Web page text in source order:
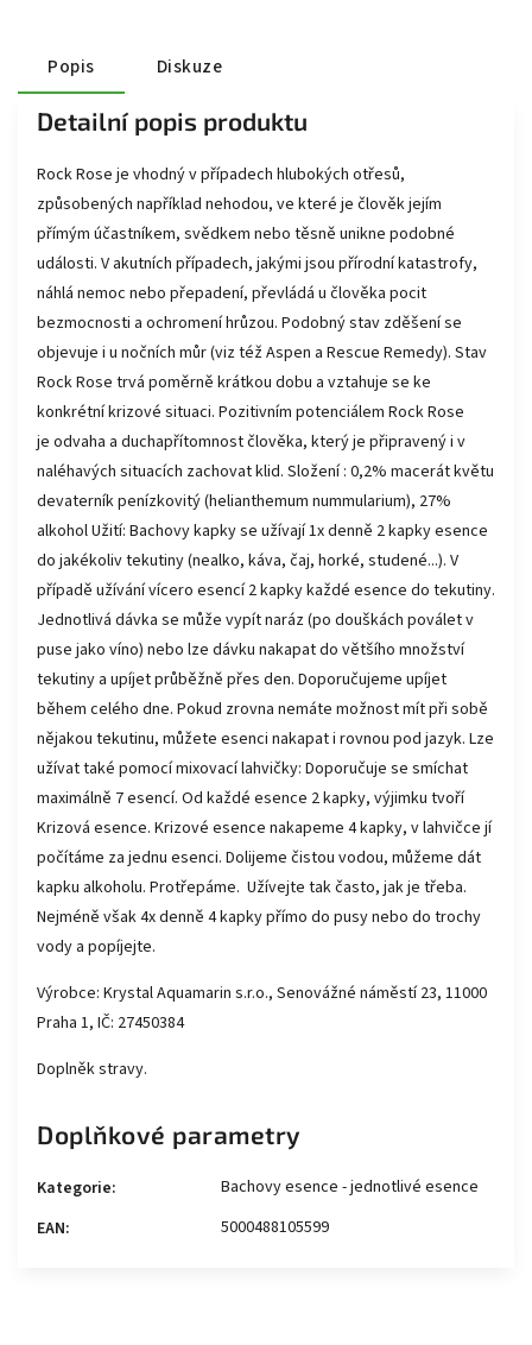
Popis Diskuze
Detailní popis produktu
Rock Rose je vhodný v případech hlubokých otřesů,
způsobených například nehodou, ve které je člověk jejím
přímým účastníkem, svědkem nebo těsně unikne podobné
události. V akutních případech, jakými jsou přírodní katastrofy,
náhlá nemoc nebo přepadení, převládá u člověka pocit
bezmocnosti a ochromení hrůzou. Podobný stav zděšení se
objevuje i u nočních můr (viz též Aspen a Rescue Remedy). Stav
Rock Rose trvá poměrně krátkou dobu a vztahuje se ke
konkrétní krizové situaci. Pozitivním potenciálem Rock Rose
je odvaha a duchapřítomnost člověka, který je připravený i v
naléhavých situacích zachovat klid. Složení : 0,2% macerát květu
devaterník penízkovitý (helianthemum nummularium), 27%
alkohol Užití: Bachovy kapky se užívají 1x denně 2 kapky esence
do jakékoliv tekutiny (nealko, káva, čaj, horké, studené...). V
případě užívání vícero esencí 2 kapky každé esence do tekutiny.
Jednotlivá dávka se může vypít naráz (po douškách poválet v
puse jako víno) nebo lze dávku nakapat do většího množství
tekutiny a upíjet průběžně přes den. Doporučujeme upíjet
během celého dne. Pokud zrovna nemáte možnost mít při sobě
nějakou tekutinu, můžete esenci nakapat i rovnou pod jazyk. Lze
užívat také pomocí mixovací lahvičky: Doporučuje se smíchat
maximálně 7 esencí. Od každé esence 2 kapky, výjimku tvoří
Krizová esence. Krizové esence nakapeme 4 kapky, v lahvičce jí
počítáme za jednu esenci. Dolijeme čistou vodou, můžeme dát
kapku alkoholu. Protřepáme. Užívejte tak často, jak je třeba.
Nejméně však 4x denně 4 kapky přímo do pusy nebo do trochy
vody a popíjejte.
Výrobce: Krystal Aquamarin s.r.o., Senovážné náměstí 23, 11000
Praha 1, IČ: 27450384
Doplněk stravy.
Doplňkové parametry
Kategorie:
Bachovy esence - jednotlivé esence
EAN: 5000488105599